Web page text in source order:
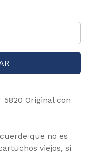
5820 Original con
que no es
viejos, si